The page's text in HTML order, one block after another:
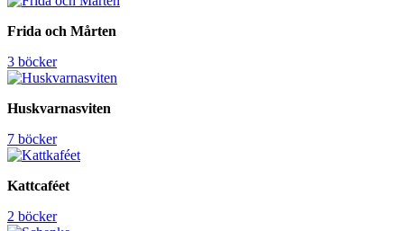
Frida och Mårten
3 böcker
Huskvarnasviten
7 böcker
Kattcaféet
2 böcker